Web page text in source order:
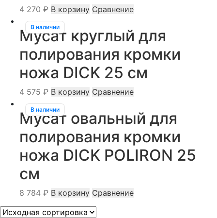
4 270 ₽ В корзину Сравнение
В наличии
Мусат круглый для
полирования кромки
ножа DICK 25 см
4 575 ₽ В корзину Сравнение
В наличии
Мусат овальный для
полирования кромки
ножа DICK POLIRON 25
см
8 784 ₽ В корзину Сравнение